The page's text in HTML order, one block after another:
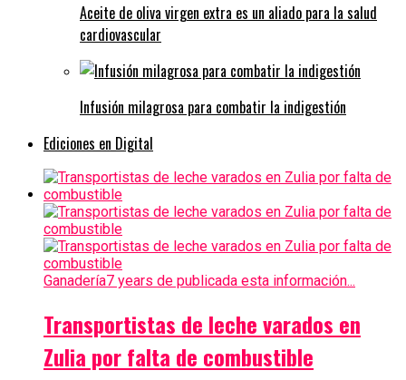
Aceite de oliva virgen extra es un aliado para la salud
cardiovascular
Infusión milagrosa para combatir la indigestión
Ediciones en Digital
Ganadería7 years de publicada esta información...
Transportistas de leche varados en
Zulia por falta de combustible